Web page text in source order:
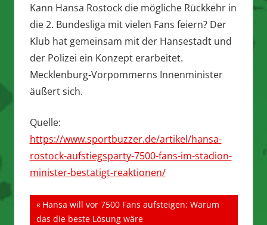
Kann Hansa Rostock die mögliche Rückkehr in
die 2. Bundesliga mit vielen Fans feiern? Der
Klub hat gemeinsam mit der Hansestadt und
der Polizei ein Konzept erarbeitet.
Mecklenburg-Vorpommerns Innenminister
äußert sich.
Quelle:
https://www.sportbuzzer.de/artikel/hansa-
rostock-aufstiegsparty-7500-fans-im-stadion-
minister-bestatigt-reaktionen/
Beitragsnavigation
Vorheriger
Beitrag:
Hansa will vor 7500 Fans aufsteigen: Warum
das die beste Lösung wäre